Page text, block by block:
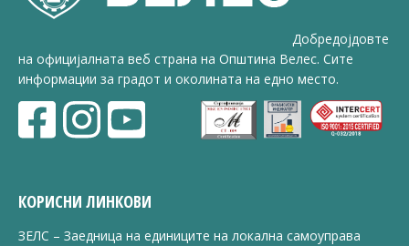
Добредојдовте
на официјалната веб страна на Општина Велес. Сите
информации за градот и околината на едно место.
КОРИСНИ ЛИНКОВИ
ЗЕЛС – Заедница на единиците на локална самоуправа